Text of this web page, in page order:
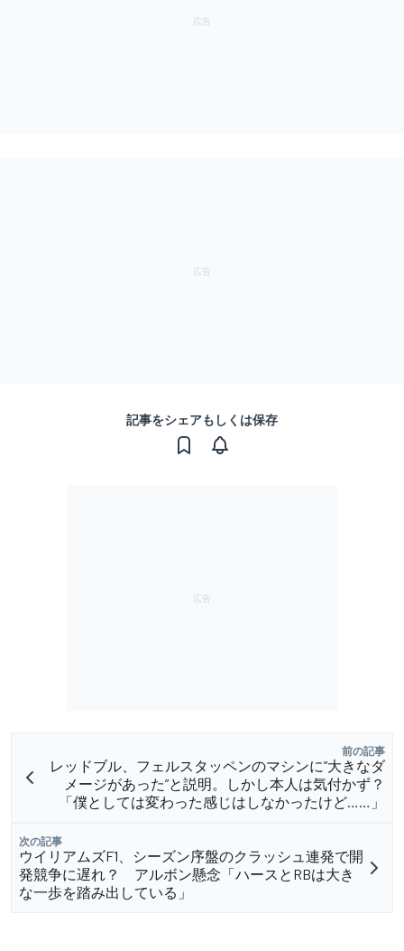
記事をシェアもしくは保存
前の記事
レッドブル、フェルスタッペンのマシンに”大きなダ
メージがあった”と説明。しかし本人は気付かず？
「僕としては変わった感じはしなかったけど……」
次の記事
ウイリアムズF1、シーズン序盤のクラッシュ連発で開
発競争に遅れ？ アルボン懸念「ハースとRBは大き
な一歩を踏み出している」